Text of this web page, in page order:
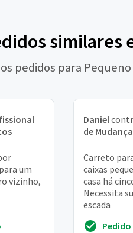
similares
pedidos para
um
vizinho,
Daniel
de
Carreto
caixas
casa há
Necessita
escada